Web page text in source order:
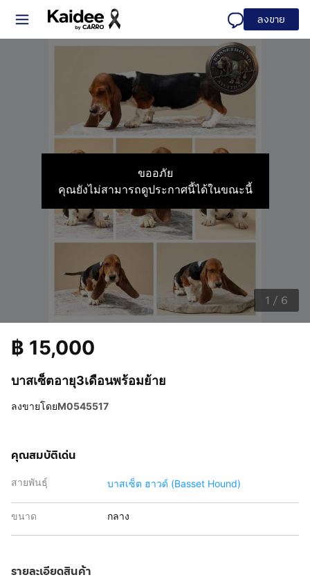
ลงขาย
ขออภัย
คุณยังไม่สามารถดูประกาศนี้ได้ในขณะนี้
1 / 6
บาสเซ็ตอายุ3เดือนพร้อมย้าย
฿ 15,000
ลงขายโดยM0545517
คุณสมบัติเด่น
สายพันธุ์ บาสเซ็ต ฮาวด์ (Basset Hound)
ขนาด กลาง
รายละเอียดสินค้า